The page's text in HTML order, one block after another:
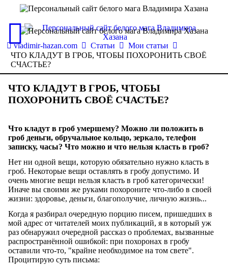
vladimir-hazan.com Статьи
Мои статьи
ЧТО КЛАДУТ В ГРОБ, ЧТОБЫ ПОХОРОНИТЬ СВОЁ
СЧАСТЬЕ?
ЧТО КЛАДУТ В ГРОБ, ЧТОБЫ
ПОХОРОНИТЬ СВОЁ СЧАСТЬЕ?
Что кладут в гроб умершему? Можно ли положить в
гроб деньги, обручальное кольцо, зеркало, телефон
записку, часы? Что можно и что нельзя класть в гроб?
Нет ни одной вещи, которую обязательно нужно класть в
гроб. Некоторые вещи оставлять в гробу допустимо. И
очень многие вещи нельзя класть в гроб категорически!
Иначе вы своими же руками похороните что-либо в своей
жизни: здоровье, деньги, благополучие, личную жизнь...
Когда я разбирал очередную порцию писем, пришедших в
мой адрес от читателей моих публикаций, я в который уж
раз обнаружил очередной рассказ о проблемах, вызванные
распространённой ошибкой: при похоронах в гробу
оставили что-то, "крайне необходимое на том свете".
Процитирую суть письма: